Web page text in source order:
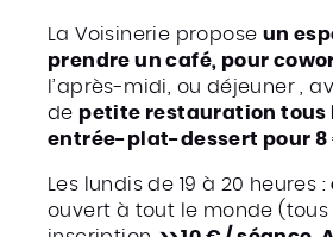
La Voisinerie propose un
prendre un café, pour
l’après-midi, ou déjeuner ,
de petite restauration tous
entrée-plat-dessert pour 8
Les lundis de 19 à 20 heures :
ouvert à tout le monde (tous